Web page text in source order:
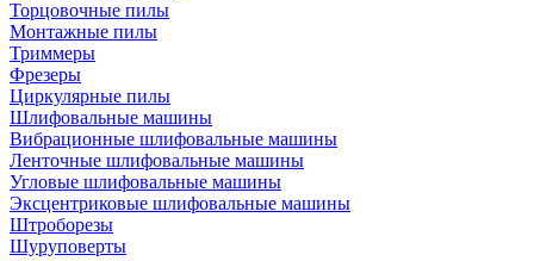
Торцовочные пилы
Монтажные пилы
Триммеры
Фрезеры
Циркулярные пилы
Шлифовальные машины
Вибрационные шлифовальные машины
Ленточные шлифовальные машины
Угловые шлифовальные машины
Эксцентриковые шлифовальные машины
Штроборезы
Шуруповерты